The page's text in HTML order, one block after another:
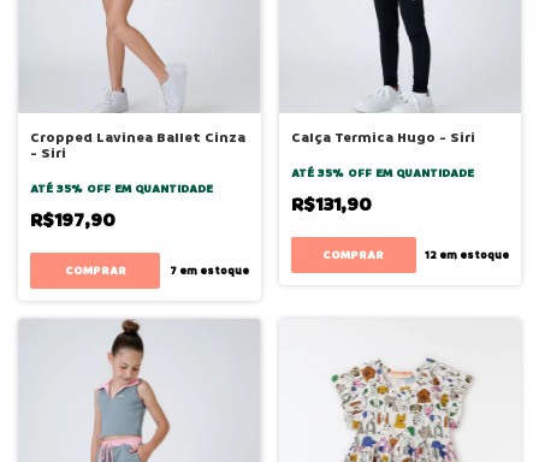
Cropped Lavinea Ballet Cinza
- Siri
ATÉ 35% OFF EM QUANTIDADE
R$197,90
COMPRAR 7em estoque
Calça Termica Hugo - Siri
ATÉ 35% OFF EM QUANTIDADE
R$131,90
COMPRAR 12 em estoque